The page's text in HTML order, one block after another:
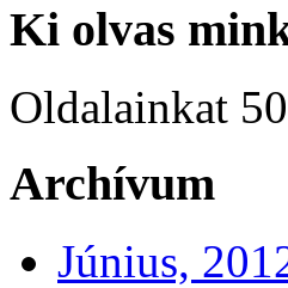
Ki olvas
Oldalainkat
Archívum
Június,